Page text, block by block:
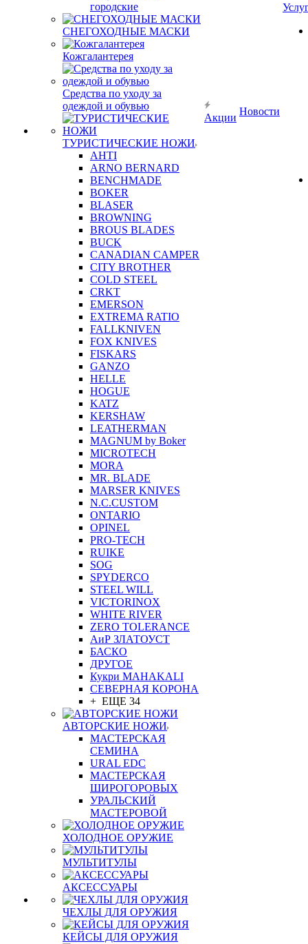
городские
СНЕГОХОДНЫЕ МАСКИ
Кожгалантерея
Средства по уходу за
одеждой и обувью
ТУРИСТИЧЕСКИЕ НОЖИ
AHTI
ARNO BERNARD
BENCHMADE
BOKER
BLASER
BROWNING
BROUS BLADES
BUCK
CANADIAN CAMPER
CITY BROTHER
COLD STEEL
CRKT
EMERSON
EXTREMA RATIO
FALLKNIVEN
FOX KNIVES
FISKARS
GANZO
HELLE
HOGUE
KATZ
KERSHAW
LEATHERMAN
MAGNUM by Boker
MICROTECH
MORA
MR. BLADE
MARSER KNIVES
N.C.CUSTOM
ONTARIO
OPINEL
PRO-TECH
RUIKE
SOG
SPYDERCO
STEEL WILL
VICTORINOX
WHITE RIVER
ZERO TOLERANCE
АиР ЗЛАТОУСТ
БАСКО
ДРУГОЕ
Кукри MAHAKALI
СЕВЕРНАЯ КОРОНА
+ ЕЩЕ 34
АВТОРСКИЕ НОЖИ
МАСТЕРСКАЯ
СЕМИНА
URAL EDC
МАСТЕРСКАЯ
ШИРОГОРОВЫХ
УРАЛЬСКИЙ
МАСТЕРОВОЙ
ХОЛОДНОЕ ОРУЖИЕ
МУЛЬТИТУЛЫ
АКСЕССУАРЫ
ЧЕХЛЫ ДЛЯ ОРУЖИЯ
КЕЙСЫ ДЛЯ ОРУЖИЯ
Акции
Новости